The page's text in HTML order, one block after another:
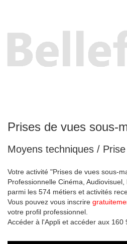
Prises de vues sous-
Moyens techniques /
Votre activité "Prises de vues sous-
Professionnelle Cinéma,
parmi les 574 métiers et activités
Vous pouvez vous inscrire
votre profil professionnel.
Accéder à l'Appli et accéder aux 160